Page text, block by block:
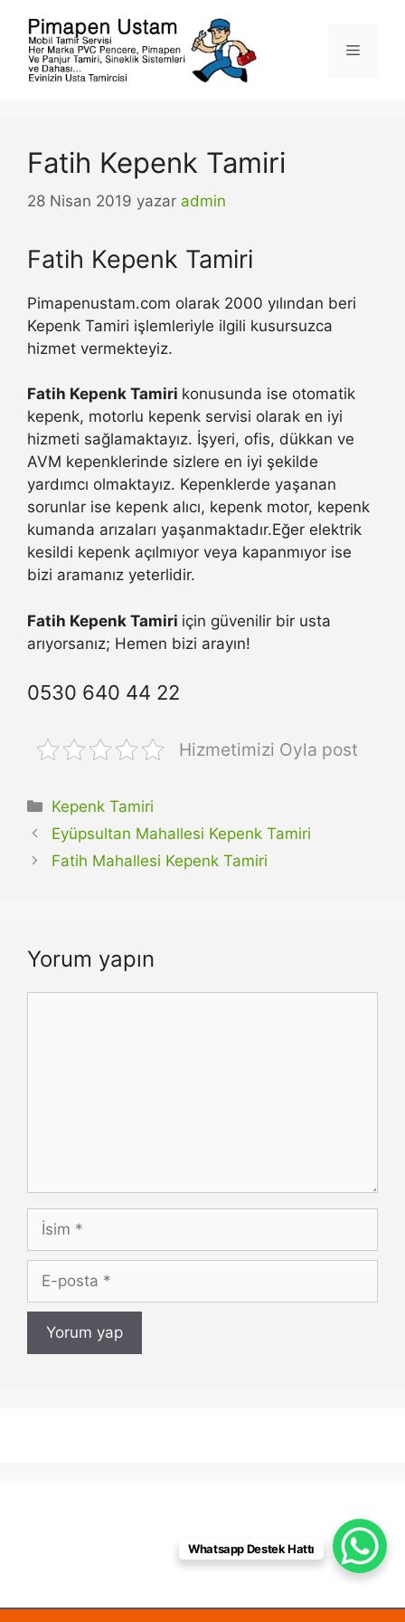
Menü
Fatih Kepenk Tamiri
28 Nisan 2019 yazar admin
Fatih Kepenk Tamiri
Pimapenustam.com olarak 2000 yılından beri
Kepenk Tamiri işlemleriyle ilgili kusursuzca
hizmet vermekteyiz.
Fatih Kepenk Tamiri konusunda ise otomatik
kepenk, motorlu kepenk servisi olarak en iyi
hizmeti sağlamaktayız. İşyeri, ofis, dükkan ve
AVM kepenklerinde sizlere en iyi şekilde
yardımcı olmaktayız. Kepenklerde yaşanan
sorunlar ise kepenk alıcı, kepenk motor, kepenk
kumanda arızaları yaşanmaktadır.Eğer elektrik
kesildi kepenk açılmıyor veya kapanmıyor ise
bizi aramanız yeterlidir.
Fatih Kepenk Tamiri için güvenilir bir usta
arıyorsanız; Hemen bizi arayın!
0530 640 44 22
Hizmetimizi Oyla post
Kategoriler
Kepenk Tamiri
Eyüpsultan Mahallesi Kepenk Tamiri
Fatih Mahallesi Kepenk Tamiri
Yorum yapın
İsim
posta
Whatsapp Destek Hattı